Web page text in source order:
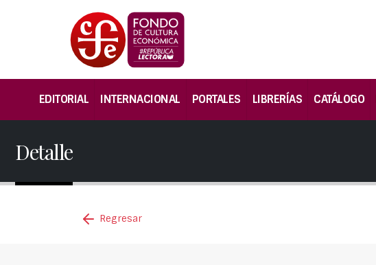
EDITORIAL INTERNACIONAL PORTALES LIBRERÍAS CATÁLOGO
Detalle
Regresar